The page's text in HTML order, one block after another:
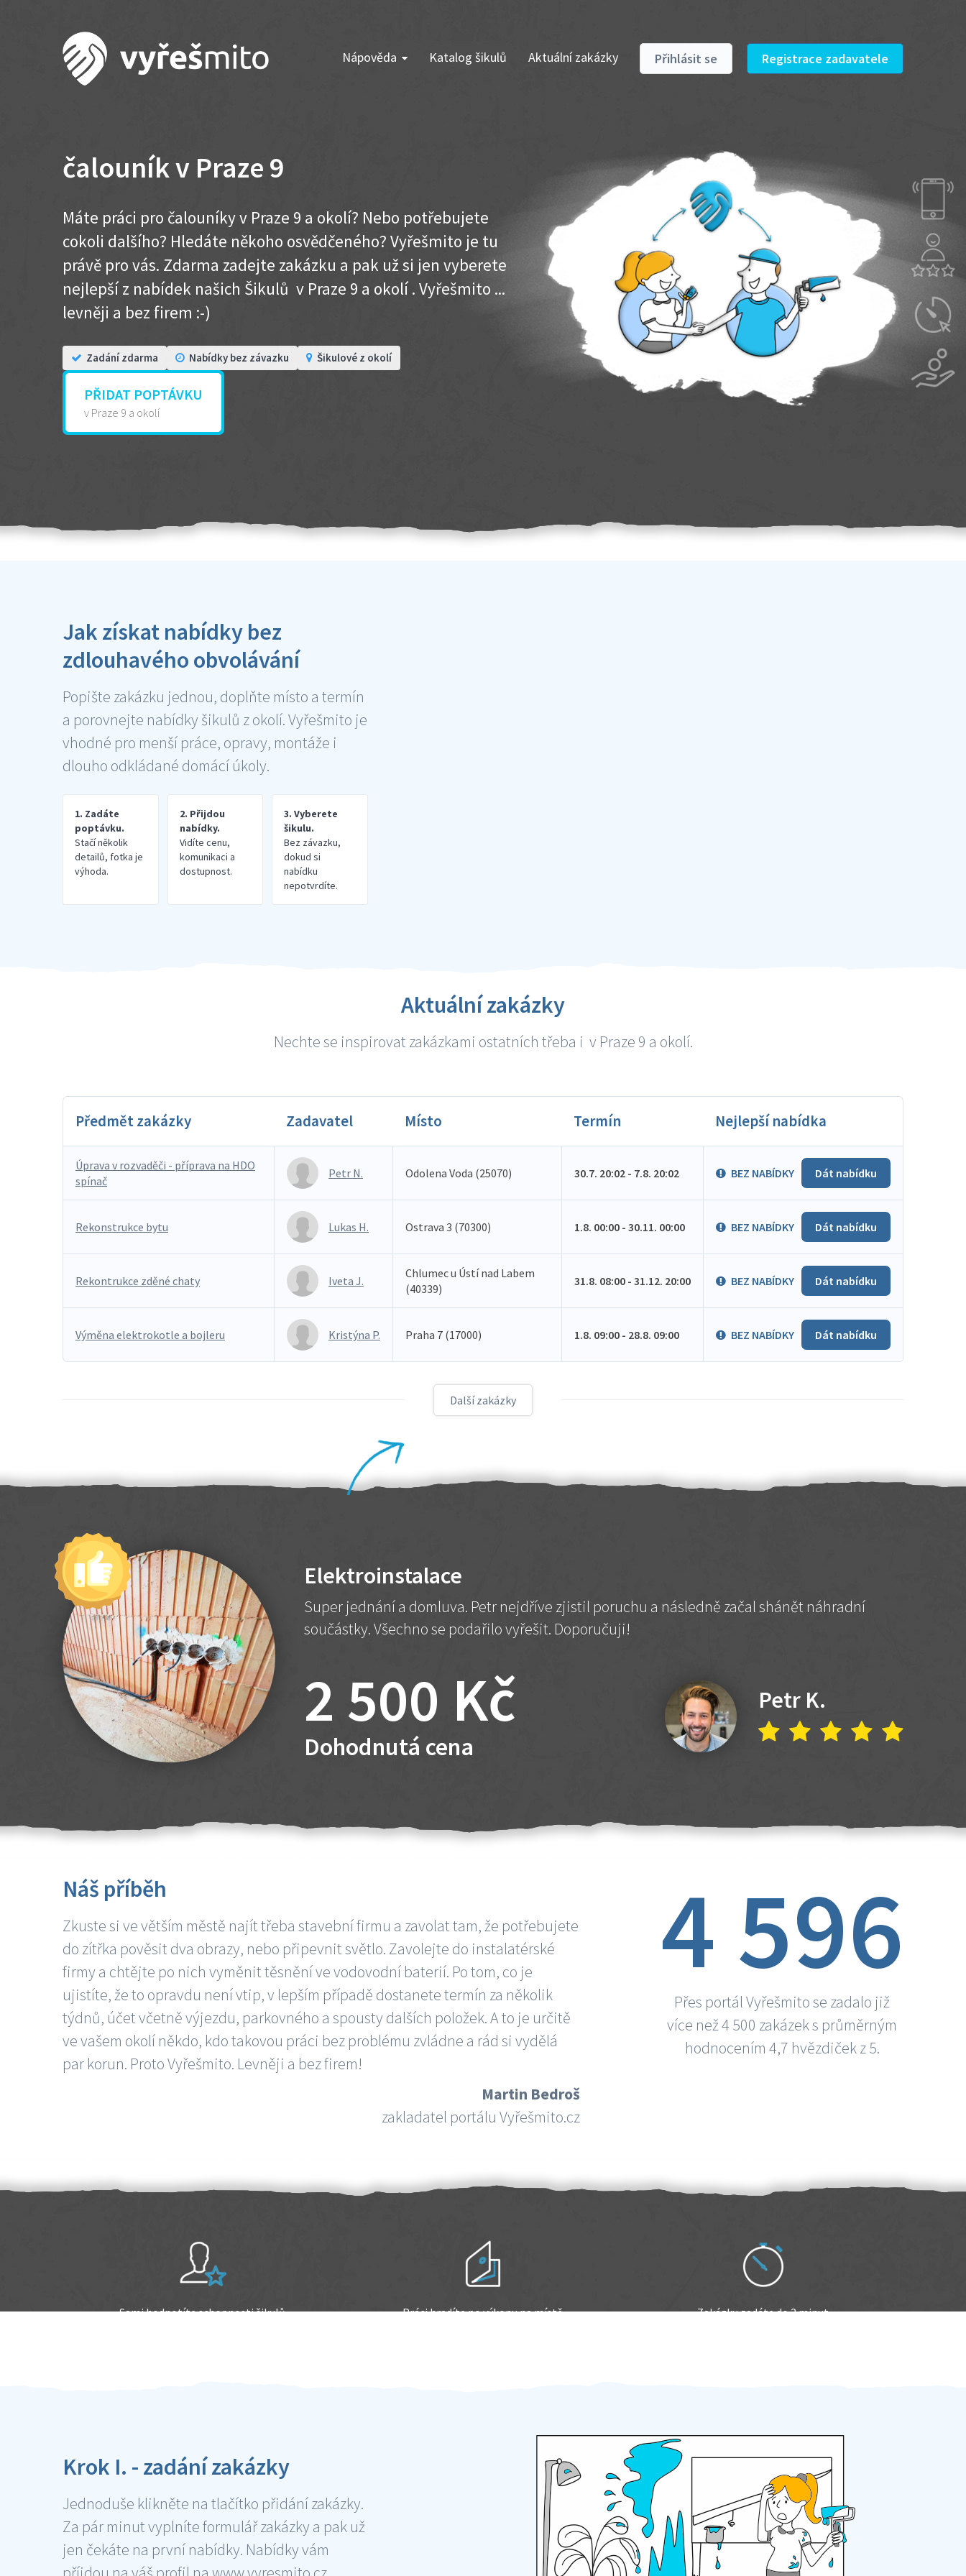
Nápověda Katalog šikulů Aktuální zakázky Přihlásit se Registrace zadavatele
čalouník v Praze 9
Máte práci pro čalouníky v Praze 9 a okolí? Nebo potřebujete
cokoli dalšího? Hledáte někoho osvědčeného? Vyřešmito je tu
právě pro vás. Zdarma zadejte zakázku a pak už si jen vyberete
nejlepší z nabídek našich Šikulů v Praze 9 a okolí . Vyřešmito ...
levněji a bez firem :-)
Zadání zdarma Nabídky bez závazku Šikulové z okolí
PŘIDAT POPTÁVKU
v Praze 9 a okolí
Jak získat nabídky bez
zdlouhavého obvolávání
Popište zakázku jednou, doplňte místo a termín
a porovnejte nabídky šikulů z okolí. Vyřešmito je
vhodné pro menší práce, opravy, montáže i
dlouho odkládané domácí úkoly.
1. Zadáte
poptávku.
Stačí několik
detailů, fotka je
výhoda.
2. Přijdou
nabídky.
Vidíte cenu,
komunikaci a
dostupnost.
3. Vyberete
šikulu.
Bez závazku,
dokud si
nabídku
nepotvrdíte.
Aktuální zakázky
Nechte se inspirovat zakázkami ostatních třeba i v Praze 9 a okolí.
Předmět zakázky Zadavatel Místo Termín Nejlepší nabídka
Úprava v rozvaděči - příprava na HDO
spínač
Petr N. Odolena Voda (25070) 30.7. 20:02 - 7.8. 20:02 BEZ NABÍDKY Dát nabídku
Rekonstrukce bytu Lukas H. Ostrava 3 (70300) 1.8. 00:00 - 30.11. 00:00 BEZ NABÍDKY Dát nabídku
Rekontrukce zděné chaty Iveta J.
Chlumec u Ústí nad Labem
(40339)
31.8. 08:00 - 31.12. 20:00 BEZ NABÍDKY Dát nabídku
Výměna elektrokotle a bojleru Kristýna P. Praha 7 (17000) 1.8. 09:00 - 28.8. 09:00 BEZ NABÍDKY Dát nabídku
Další zakázky
Elektroinstalace
Super jednání a domluva. Petr nejdříve zjistil poruchu a následně začal shánět náhradní
součástky. Všechno se podařilo vyřešit. Doporučuji!
2 500 Kč
Dohodnutá cena
Petr K.
Náš příběh
Zkuste si ve větším městě najít třeba stavební firmu a zavolat tam, že potřebujete
do zítřka pověsit dva obrazy, nebo připevnit světlo. Zavolejte do instalatérské
firmy a chtějte po nich vyměnit těsnění ve vodovodní baterií. Po tom, co je
ujistíte, že to opravdu není vtip, v lepším případě dostanete termín za několik
týdnů, účet včetně výjezdu, parkovného a spousty dalších položek. A to je určitě
ve vašem okolí někdo, kdo takovou práci bez problému zvládne a rád si vydělá
par korun. Proto Vyřešmito. Levněji a bez firem!
Martin Bedroš
zakladatel portálu Vyřešmito.cz
4 596
Přes portál Vyřešmito se zadalo již
více než 4 500 zakázek s průměrným
hodnocením 4,7 hvězdiček z 5.
Sami hodnotíte schopnosti šikulů Práci hradíte po výkonu na místě Zakázku zadáte do 2 minut
Krok I. - zadání zakázky
Jednoduše klikněte na tlačítko přidání zakázky.
Za pár minut vyplníte formulář zakázky a pak už
jen čekáte na první nabídky. Nabídky vám